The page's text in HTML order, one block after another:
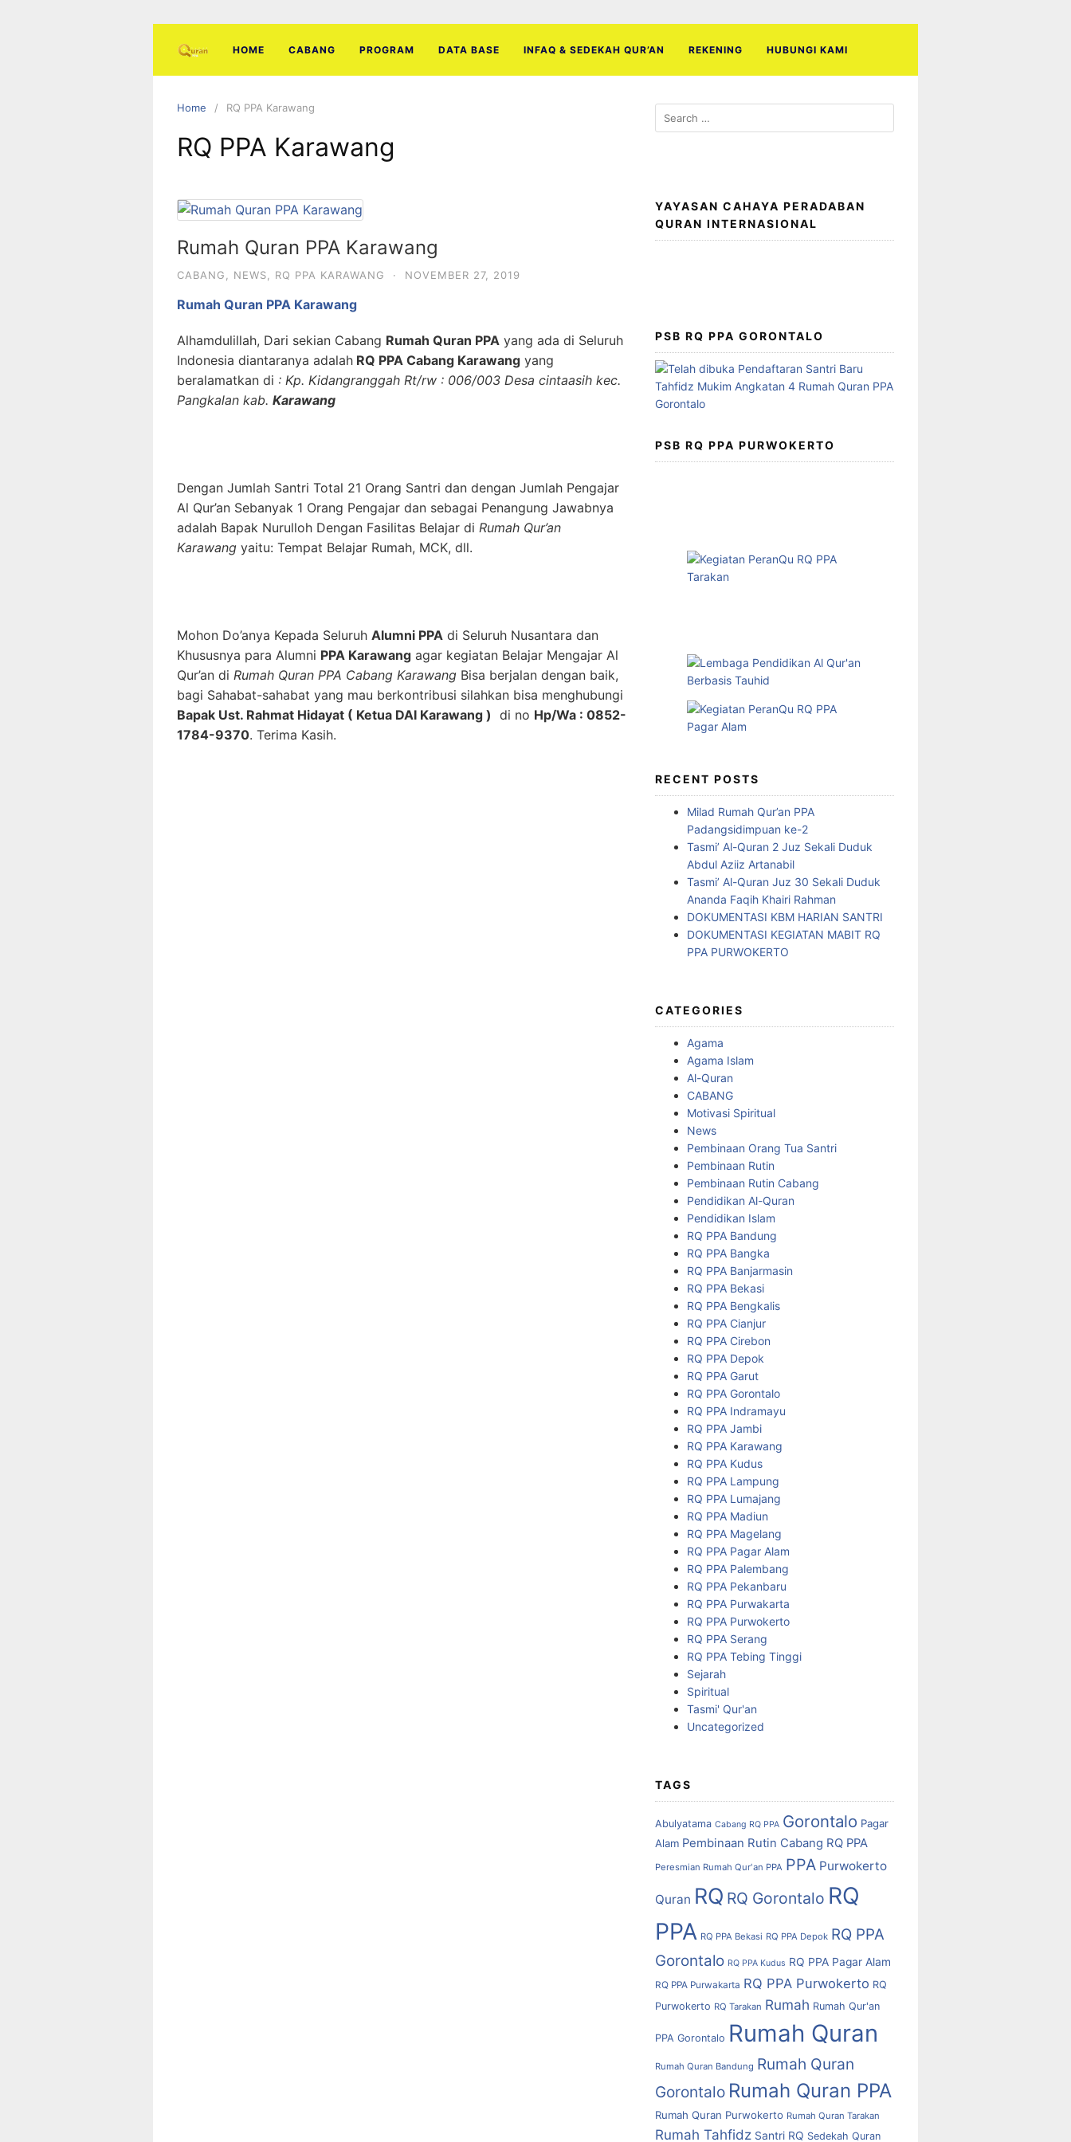
HOME CABANG PROGRAM DATA BASE INFAQ & SEDEKAH QUR’AN REKENING HUBUNGI KAMI
Home RQ PPA Karawang
RQ PPA Karawang
Rumah Quran PPA Karawang
CABANG NEWS RQ PPA KARAWANG · NOVEMBER 27, 2019
Rumah Quran PPA Karawang
Alhamdulillah, Dari sekian Cabang Rumah Quran PPA yang ada di Seluruh
Indonesia diantaranya adalah RQ PPA Cabang Karawang yang
beralamatkan di : Kp. Kidangranggah Rt/rw : 006/003 Desa cintaasih kec.
Pangkalan kab. Karawang
Dengan Jumlah Santri Total 21 Orang Santri dan dengan Jumlah Pengajar
Al Qur’an Sebanyak 1 Orang Pengajar dan sebagai Penangung Jawabnya
adalah Bapak Nurulloh Dengan Fasilitas Belajar di Rumah Qur’an
Karawang yaitu: Tempat Belajar Rumah, MCK, dll.
Mohon Do’anya Kepada Seluruh Alumni PPA di Seluruh Nusantara dan
Khususnya para Alumni PPA Karawang agar kegiatan Belajar Mengajar Al
Qur’an di Rumah Quran PPA Cabang Karawang Bisa berjalan dengan baik,
bagi Sahabat-sahabat yang mau berkontribusi silahkan bisa menghubungi
Bapak Ust. Rahmat Hidayat ( Ketua DAI Karawang ) di no Hp/Wa : 0852-
1784-9370. Terima Kasih.
Search
for:
YAYASAN CAHAYA PERADABAN
QURAN INTERNASIONAL
PSB RQ PPA GORONTALO
PSB RQ PPA PURWOKERTO
RECENT POSTS
Milad Rumah Qur’an PPA
Padangsidimpuan ke-2
Tasmi’ Al-Quran 2 Juz Sekali Duduk
Abdul Aziiz Artanabil
Tasmi’ Al-Quran Juz 30 Sekali Duduk
Ananda Faqih Khairi Rahman
DOKUMENTASI KBM HARIAN SANTRI
DOKUMENTASI KEGIATAN MABIT RQ
PPA PURWOKERTO
CATEGORIES
Agama
Agama Islam
Al-Quran
CABANG
Motivasi Spiritual
News
Pembinaan Orang Tua Santri
Pembinaan Rutin
Pembinaan Rutin Cabang
Pendidikan Al-Quran
Pendidikan Islam
RQ PPA Bandung
RQ PPA Bangka
RQ PPA Banjarmasin
RQ PPA Bekasi
RQ PPA Bengkalis
RQ PPA Cianjur
RQ PPA Cirebon
RQ PPA Depok
RQ PPA Garut
RQ PPA Gorontalo
RQ PPA Indramayu
RQ PPA Jambi
RQ PPA Karawang
RQ PPA Kudus
RQ PPA Lampung
RQ PPA Lumajang
RQ PPA Madiun
RQ PPA Magelang
RQ PPA Pagar Alam
RQ PPA Palembang
RQ PPA Pekanbaru
RQ PPA Purwakarta
RQ PPA Purwokerto
RQ PPA Serang
RQ PPA Tebing Tinggi
Sejarah
Spiritual
Tasmi' Qur'an
Uncategorized
TAGS
Abulyatama Cabang RQ PPA Gorontalo Pagar
Alam Pembinaan Rutin Cabang RQ PPA
Peresmian Rumah Qur'an PPA PPA Purwokerto
Quran RQ RQ Gorontalo RQ
PPA RQ PPA Bekasi RQ PPA Depok RQ PPA
Gorontalo RQ PPA Kudus RQ PPA Pagar Alam
RQ PPA Purwakarta RQ PPA Purwokerto RQ
Purwokerto RQ Tarakan Rumah Rumah Qur'an
PPA Gorontalo Rumah Quran
Rumah Quran Bandung Rumah Quran
Gorontalo Rumah Quran PPA
Rumah Quran Purwokerto Rumah Quran Tarakan
Rumah Tahfidz Santri RQ Sedekah Quran